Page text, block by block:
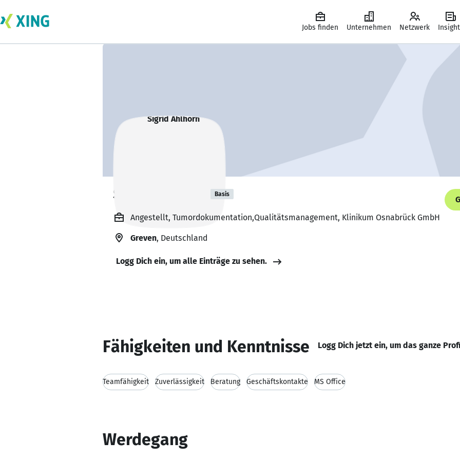
Jobs finden Unternehmen Netzwerk
Sigrid Ahlhorn Basis
Angestellt, Tumordokumentation,Qualitätsmanagement, Klinikum Osnabrück GmbH
Greven, Deutschland
Logg Dich ein, um alle Einträge zu sehen.
Fähigkeiten und Kenntnisse Logg Dich jetzt ein, um das ganze
Teamfähigkeit Zuverlässigkeit Beratung Geschäftskontakte MS Office
Werdegang